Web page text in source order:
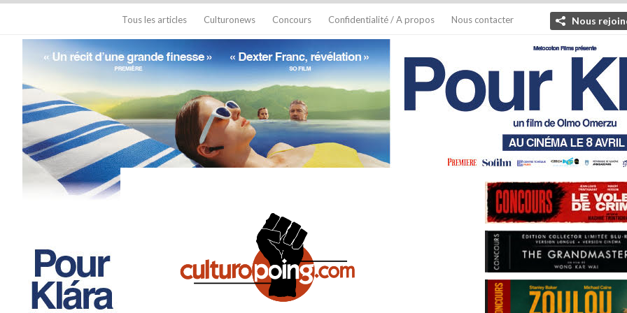
Tous les articles Culturonews Concours Confidentialité / A propos Nous contacter Nous